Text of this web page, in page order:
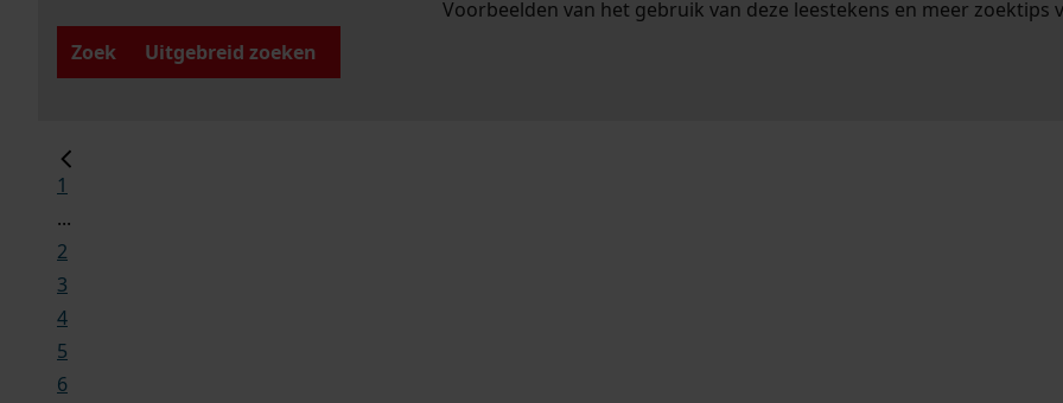
Voorbeelden van het gebruik van deze leestekens en meer zoektips
Zoek
Uitgebreid zoeken
1
...
2
3
4
5
6